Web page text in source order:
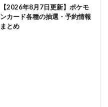
【2026年8月7日更新】ポケモ
ンカード各種の抽選・予約情報
まとめ